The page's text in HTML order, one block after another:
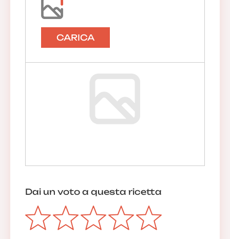
CARICA
Dai un voto a questa ricetta